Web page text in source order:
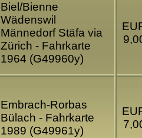
Biel/Bienne
Wädenswil
Männedorf Stäfa via
Zürich - Fahrkarte
1964 (G49960y)
Embrach-Rorbas
Bülach - Fahrkarte
1989 (G49961y)